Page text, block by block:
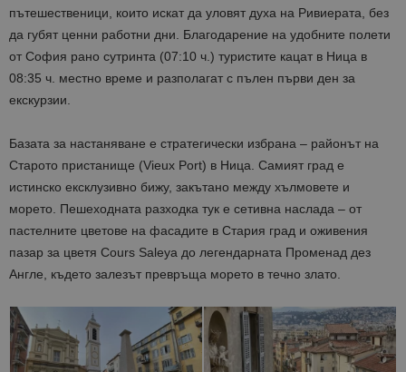
пътешественици, които искат да уловят духа на Ривиерата, без
да губят ценни работни дни. Благодарение на удобните полети
от София рано сутринта (07:10 ч.) туристите кацат в Ница в
08:35 ч. местно време и разполагат с пълен първи ден за
екскурзии.
Базата за настаняване е стратегически избрана – районът на
Старото пристанище (Vieux Port) в Ница. Самият град е
истинско ексклузивно бижу, закътано между хълмовете и
морето. Пешеходната разходка тук е сетивна наслада – от
пастелните цветове на фасадите в Стария град и оживения
пазар за цветя Cours Saleya до легендарната Променад дез
Англе, където залезът превръща морето в течно злато.